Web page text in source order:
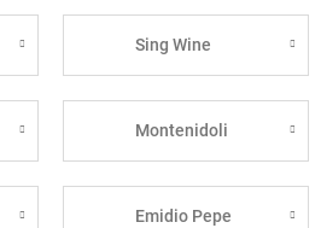
Sing Wine
Montenidoli
Emidio Pepe